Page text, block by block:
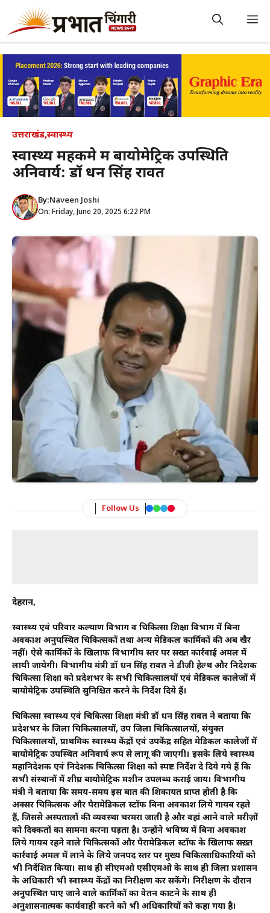
content
उत्तराखंड,स्वास्थ्य
स्वास्थ्य महकमे में बायोमेट्रिक उपस्थिति
अनिवार्य: डॉ धन सिंह रावत
By:Naveen Joshi
On: Friday, June 20, 2025 6:22 PM
Follow Us
देहरादून,
स्वास्थ्य एवं परिवार कल्याण विभाग व चिकित्सा शिक्षा विभाग में बिना
अवकाश अनुपस्थित चिकित्सकों तथा अन्य मेडिकल कार्मिकों की अब खैर
नहीं। ऐसे कार्मिकों के खिलाफ विभागीय स्तर पर सख्त कार्रवाई अमल में
लायी जायेगी। विभागीय मंत्री डॉ धन सिंह रावत ने डीजी हेल्थ और निदेशक
चिकित्सा शिक्षा को प्रदेशभर के सभी चिकित्सालयों एवं मेडिकल कालेजों में
बायोमेट्रिक उपस्थिति सुनिश्चित करने के निर्देश दिये हैं।
चिकित्सा स्वास्थ्य एवं चिकित्सा शिक्षा मंत्री डॉ धन सिंह रावत ने बताया कि
प्रदेशभर के जिला चिकित्सालयों, उप जिला चिकित्सालयों, संयुक्त
चिकित्सालयों, प्राथमिक स्वास्थ्य केंद्रों एवं उपकेंद्र सहित मेडिकल कालेजों में
बायोमेट्रिक उपस्थित अनिवार्य रूप से लागू की जाएगी। इसके लिये स्वास्थ्य
महानिदेशक एवं निदेशक चिकित्सा शिक्षा को स्पष्ट निर्देश दे दिये गये हैं कि
सभी संस्थानों में शीघ्र बायोमेट्रिक मशीन उपलब्ध कराई जाय। विभागीय
मंत्री ने बताया कि समय-समय इस बात की शिकायत प्राप्त होती है कि
अक्सर चिकित्सक और पैरामेडिकल स्टॉफ बिना अवकाश लिये गायब रहते
हैं, जिससे अस्पतालों की व्यवस्था चरमरा जाती है और वहां आने वाले मरीज़ों
को दिक्कतों का सामना करना पड़ता है। उन्होंने भविष्य में बिना अवकाश
लिये गायब रहने वाले चिकित्सकों और पैरामेडिकल स्टॉफ के खिलाफ सख़्त
कार्रवाई अमल में लाने के लिये जनपद स्तर पर मुख्य चिकित्साधिकारियों को
भी निर्देशित किया। साथ ही सीएमओ एसीएमओ के साथ ही जिला प्रशासन
के अधिकारी भी स्वास्थ्य केंद्रों का निरीक्षण कर सकेंगे। निरीक्षण के दौरान
अनुपस्थित पाए जाने वाले कार्मिकों का वेतन काटने के साथ ही
अनुशासनात्मक कार्यवाही करने को भी अधिकारियों को कहा गया है।